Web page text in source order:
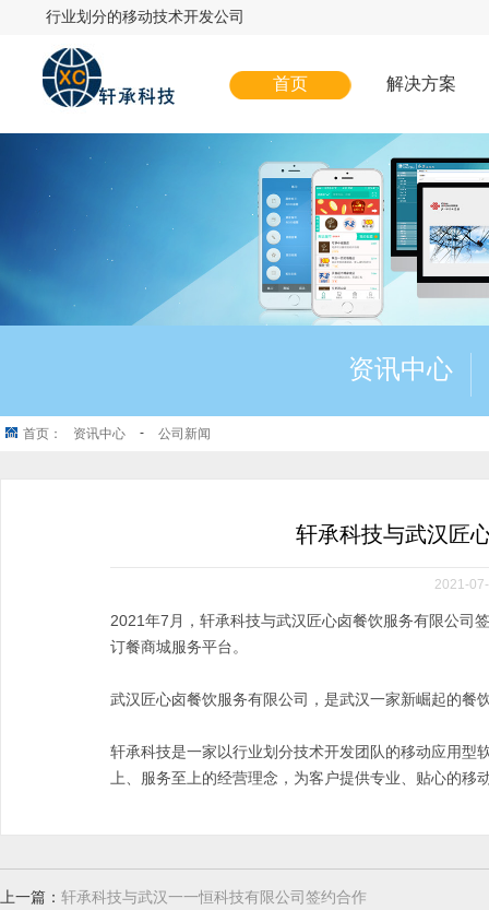
行业划分的移动技术开发公司
首页 解决方案
资讯中心
首页： 资讯中心 - 公司新闻
轩承科技与武汉匠
2021-
2021年7月，轩承科技与武汉匠心卤餐饮服务有限公司
订餐商城服务平台。
武汉匠心卤餐饮服务有限公司，是武汉一家新崛起的餐
轩承科技是一家以行业划分技术开发团队的移动应用型
上、服务至上的经营理念，为客户提供专业、贴心的移
上一篇： 轩承科技与武汉一一恒科技有限公司签约合作